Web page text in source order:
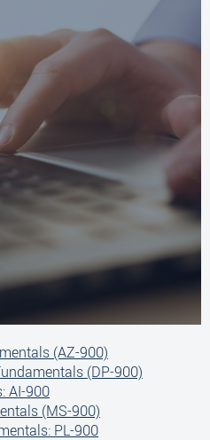
(AZ-900)
(DP-900)
AI-900
(MS-900)
PL-900